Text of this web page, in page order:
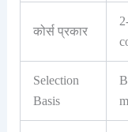
कोर्स प्रकार
Selection
Basis